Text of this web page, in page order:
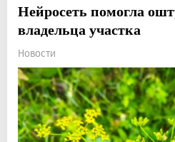
Нейросеть помогла
владельца участка
Новости